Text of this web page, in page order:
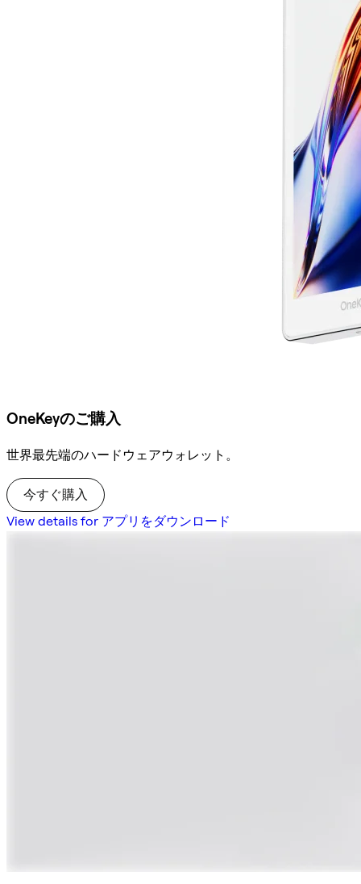
OneKeyのご購入
世界最先端のハードウェアウォレット。
今すぐ購入
View details for アプリをダウンロード